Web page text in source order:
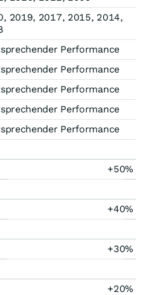
2019, 2017, 2015, 2014,
Performance
Performance
Performance
Performance
Performance
+50%
+40%
+30%
+20%